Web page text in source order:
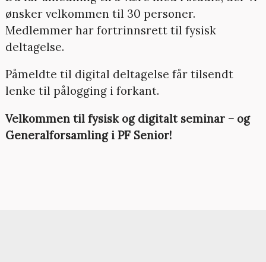
ønsker velkommen til 30 personer.
Medlemmer har fortrinnsrett til fysisk
deltagelse.
Påmeldte til digital deltagelse får tilsendt
lenke til pålogging i forkant.
Velkommen til fysisk og digitalt seminar – og
Generalforsamling i PF Senior!